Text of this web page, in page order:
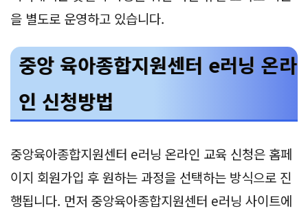
을 별도로 운영하고 있습니다.
중앙 육아종합지원센터 e러닝 온라
인 신청방법
중앙육아종합지원센터 e러닝 온라인 교육 신청은 홈페
이지 회원가입 후 원하는 과정을 선택하는 방식으로 진
행됩니다. 먼저 중앙육아종합지원센터 e러닝 사이트에